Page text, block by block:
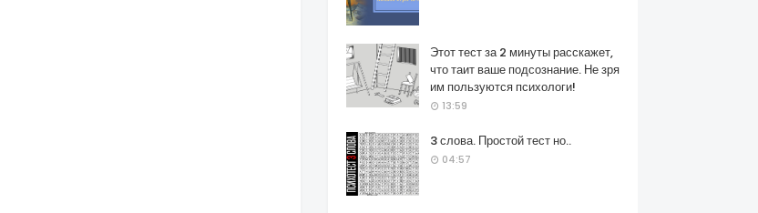
Этот тест за 2 минуты расскажет,
что таит ваше подсознание. Не зря
им пользуются психологи!
13:59
3 слова. Простой тест но..
04:57